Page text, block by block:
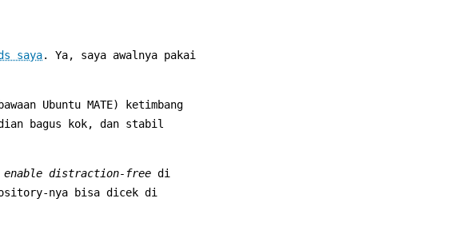
saya. Ya, saya awalnya pakai
Ubuntu MATE) ketimbang
bagus kok, dan stabil
enable distraction-free di
nya bisa dicek di